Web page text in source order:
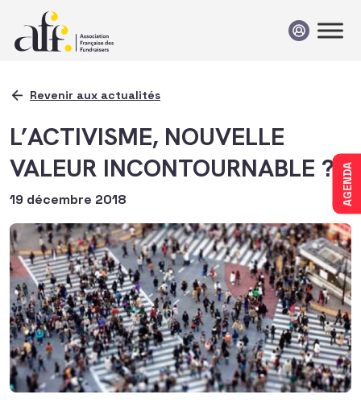
AGENDA
Revenir aux actualités
L’ACTIVISME, NOUVELLE
VALEUR INCONTOURNABLE ?
19 décembre 2018